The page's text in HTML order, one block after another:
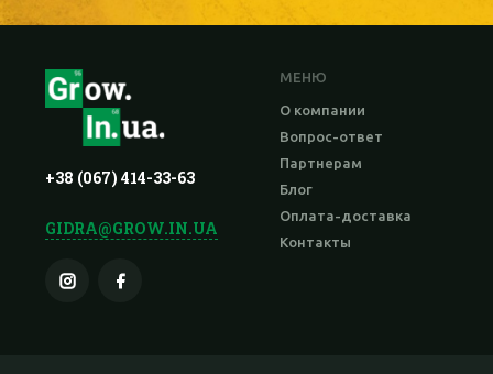
+38 (067) 414-33-63
GIDRA@GROW.IN.UA
МЕНЮ
О компании
Вопрос-ответ
Партнерам
Блог
Оплата-доставка
Контакты